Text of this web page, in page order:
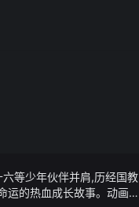
等少年伙伴并肩,历经国教
运的热血成长故事。动画以